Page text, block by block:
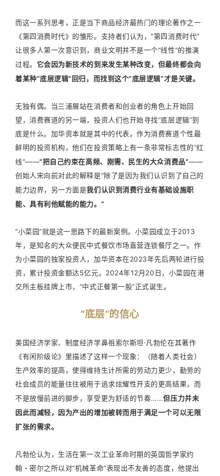
而这一系列思考，正是当下商品经济最热门的理论著作之一
《第四消费时代》的雏形。支持者们认为，“第四消费时代”
让很多人第一次意识到，商业文明并不是一个“线性”的推演
过程。 它会因为新技术的到来发生某种改变，但最终都会向
着某种“底层逻辑”回归，而找到这个“底层逻辑”才是关键。
无独有偶。当三浦展站在消费者和创业者的角色上开始回
望，消费赛道的另一端，投资人们也开始寻找“底层逻辑”到
底是什么。加华资本就是其中的代表。作为消费赛道个性最
鲜明的投资机构，他们在投资策略上有一条非常标志性的“红
线”——“把自己约束在高频、刚需、民生的大众消费品”——
创始人宋向前对此的解释是“除了是因为我们认识到了自己的
能力边界，另一方面是我们认识到消费行业有基础设施职
能、具有利他赋能的能力。”
“小菜园”就是这一思路下的最新案例。小菜园成立于2013
年，是知名的大众便民中式餐饮市场直营连锁餐厅之一。作
为小菜园的独家投资人，加华资本在2023年先后两轮进行投
资，累计投资金额达5亿元。2024年12月20日，小菜园在港
交所主板挂牌上市，“中式正餐第一股”正式诞生。
“底层”的信心
美国经济学家、制度经济学鼻祖索尔斯坦·凡勃伦在其著作
《有闲阶级论》里描述了这样一个现象：（随着人类社会）
生产效率的提高，使得维持生计所需的劳动力更少，勤劳的
社会成员的能量往往被用于追求炫耀性开支的更高结果，而
不是放慢前进的脚步，享受更为舒适的节奏……但压力并未
因此而减轻，因为产出的增加被转而用于满足一个可以无限
扩张的需求。
凡勃伦认为，生活在第一次工业革命时期的英国哲学家约
翰・密尔之所以对“机械革命”表现出不友善的态度，他提出